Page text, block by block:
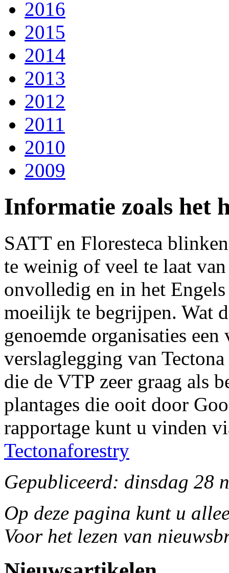
2016
2015
2014
2013
2012
2011
2010
2009
Informatie zoals het
SATT en Floresteca
te weinig of veel te laat
onvolledig en in het
moeilijk te begrijpen. Wat
genoemde organisaties
verslaglegging van
die de VTP zeer graag als
plantages die ooit door
rapportage kunt u vinden
Tectonaforestry
Gepubliceerd: dinsdag 28
Op deze pagina kunt u
Voor het lezen van